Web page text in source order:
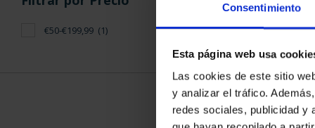
Consentimiento
Esta página web usa
Las cookies de este sitio
y analizar el tráfico.
redes sociales, publicidad y
€50-€199,99 (1)
EL